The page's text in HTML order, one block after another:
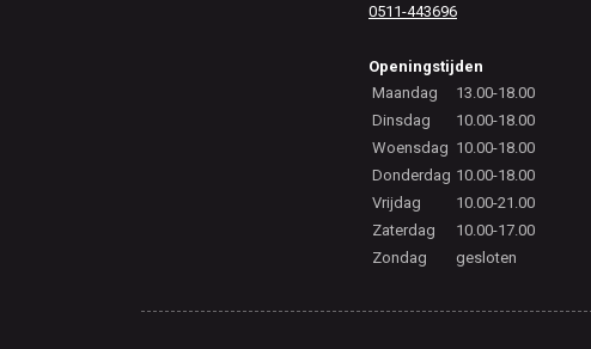
0511-443696
Openingstijden
Maandag
13.00-18.00
Dinsdag
10.00-18.00
Woensdag 10.00-18.00
Donderdag 10.00-18.00
Vrijdag
10.00-21.00
Zaterdag
10.00-17.00
Zondag
gesloten